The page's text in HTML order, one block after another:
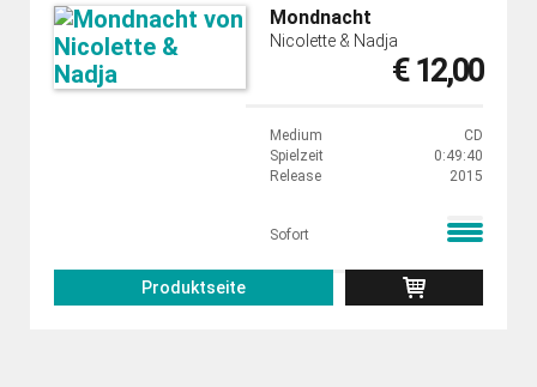
Mondnacht
Nicolette & Nadja
€ 12,00
Medium
CD
Spielzeit
0:49:40
Release
2015
Sofort
Produktseite